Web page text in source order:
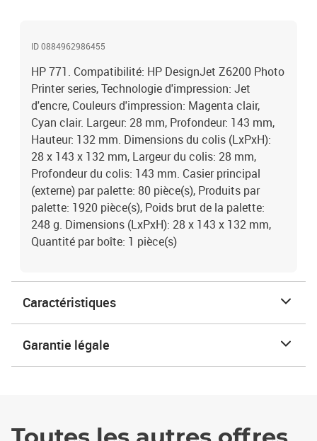
ID 0884962986455
HP 771. Compatibilité: HP DesignJet Z6200 Photo
Printer series, Technologie d'impression: Jet
d'encre, Couleurs d'impression: Magenta clair,
Cyan clair. Largeur: 28 mm, Profondeur: 143 mm,
Hauteur: 132 mm. Dimensions du colis (LxPxH):
28 x 143 x 132 mm, Largeur du colis: 28 mm,
Profondeur du colis: 143 mm. Casier principal
(externe) par palette: 80 pièce(s), Produits par
palette: 1920 pièce(s), Poids brut de la palette:
248 g. Dimensions (LxPxH): 28 x 143 x 132 mm,
Quantité par boîte: 1 pièce(s)
Caractéristiques
Garantie légale